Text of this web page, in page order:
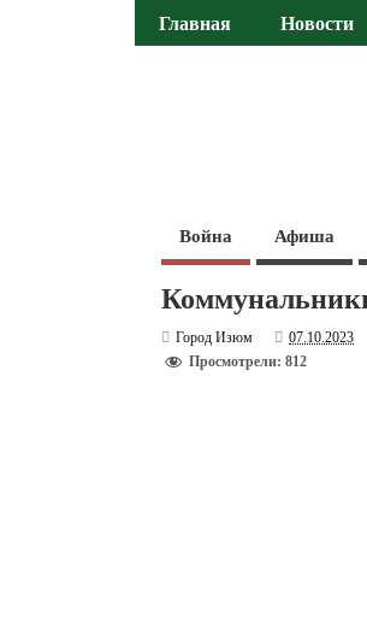
Главная Новости
Война Афиша
Город Изюм 07.10.2023
Просмотрели: 812